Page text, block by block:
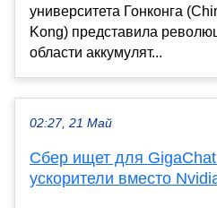
университета Гонконга
Kong) представила
области аккумулят...
02:27, 21 Май
Сбер ищет для GigaChat
ускорители вместо